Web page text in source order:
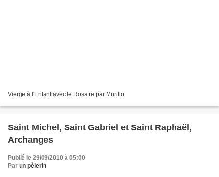
Vierge à l'Enfant avec le Rosaire par Murillo
Saint Michel, Saint Gabriel et Saint Raphaël,
Archanges
Publié le 29/09/2010 à 05:00
Par un pèlerin